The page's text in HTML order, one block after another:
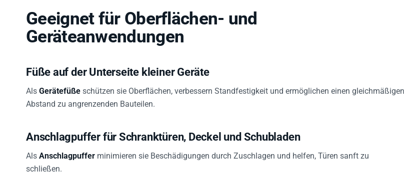
Geeignet für Oberflächen- und
Geräteanwendungen
Füße auf der Unterseite kleiner Geräte
Als Gerätefüße schützen sie Oberflächen, verbessern Standfestigkeit und ermöglichen einen gleichmäßigen
Abstand zu angrenzenden Bauteilen.
Anschlagpuffer für Schranktüren, Deckel und Schubladen
Als Anschlagpuffer minimieren sie Beschädigungen durch Zuschlagen und helfen, Türen sanft zu
schließen.